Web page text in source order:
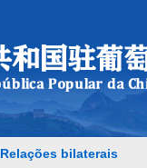
Relações bilaterais